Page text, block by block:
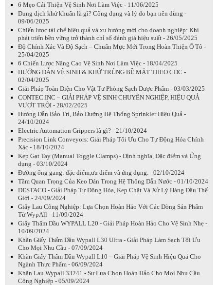
6 Mẹo Cải Thiện Vệ Sinh Nơi Làm Việc - 11/06/2025
Dung dịch khử khuẩn là gì? Công dụng và lý do bạn nên dùng -
09/06/2025
Chiến lược tái chế hiệu quả và xu hướng mới cho doanh nghiệp: Khi
phát triển bền vững trở thành chỉ số đánh giá hiệu suất - 26/05/2025
Độ Chính Xác Và Độ Sạch – Chuẩn Mực Mới Trong Hoàn Thiện Ô Tô -
25/04/2025
6 Chiến Lược Nâng Cao Vệ Sinh Nơi Làm Việc - 18/04/2025
HƯỚNG DẪN VỆ SINH & KHỬ TRÙNG BỀ MẶT THEO CDC -
02/04/2025
Giải Pháp Toàn Diện Cho Vật Tư Phòng Sạch Dược Phẩm - 03/03/2025
CONTEC.INC – GIẢI PHÁP VỆ SINH CHUYÊN NGHIỆP, HIỆU QUẢ
VƯỢT TRỘI - 28/02/2025
Hướng Dẫn Bảo Trì, Bảo Dưỡng Hệ Thống Sprinkler Hiệu Quả -
24/10/2024
Electric Automation Grippers là gì? - 21/10/2024
Precision Link Conveyors: Giải Pháp Tối Ưu Cho Tự Động Hóa Chính
Xác - 18/10/2024
Kẹp Gạt Tay (Manual Toggle Clamps) - Định nghĩa, Đặc điểm và Ứng
dụng - 03/10/2024
Đường ống gang: đặc điểm,ưu điểm và ứng dụng. - 02/10/2024
Tầm Quan Trọng Của Keo Dán Trong Hệ Thống Dẫn Nước - 01/10/2024
DESTACO - Giải Pháp Tự Động Hóa, Kẹp Chặt Và Xử Lý Hàng Đầu Thế
Giới - 24/09/2024
Giấy Lau Công Nghiệp: Lựa Chọn Hoàn Hảo Với Các Dòng Sản Phẩm
Từ WypAll - 11/09/2024
Giấy Thấm Dầu WYPALL L20 - Giải Pháp Hoàn Hảo Cho Vệ Sinh Nhẹ -
10/09/2024
Khăn Giấy Thấm Dầu Wypall L30 Ultra - Giải Pháp Làm Sạch Tối Ưu
Cho Mọi Nhu Cầu - 07/09/2024
Khăn Giấy Thấm Dầu Wypall L10 – Giải Pháp Vệ Sinh Hiệu Quả Cho
Ngành Thực Phẩm - 06/09/2024
Khăn Lau Wypall 33241 - Sự Lựa Chọn Hoàn Hảo Cho Mọi Nhu Cầu
Công Nghiệp - 05/09/2024